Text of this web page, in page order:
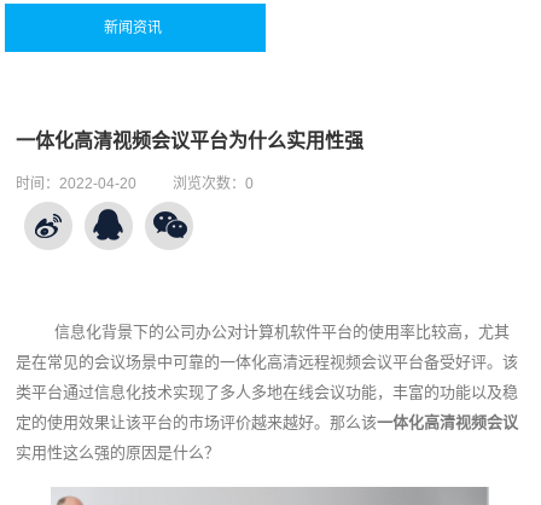
新闻资讯
一体化高清视频会议平台为什么实用性强
时间： 2022-04-20 浏览次数：0
信息化背景下的公司办公对计算机软件平台的使用率比较高，尤其
是在常见的会议场景中可靠的一体化高清远程视频会议平台备受好评。该
类平台通过信息化技术实现了多人多地在线会议功能，丰富的功能以及稳
定的使用效果让该平台的市场评价越来越好。那么该一体化高清视频会议
实用性这么强的原因是什么？